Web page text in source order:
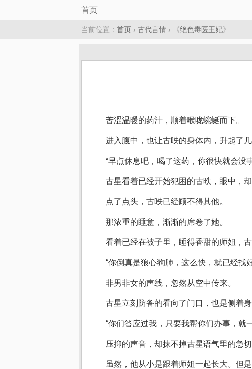
首页
当前位置： 首页 › 古代言情 › 《绝色毒医王妃》
苦涩温暖的药汁，顺着喉咙蜿蜒而下。
进入腹中，也让古昳的身体内，升起了几
“早点休息吧，喝了这药，你很快就会没
古星看着已经开始犯困的古昳，眼中，
点了点头，古昳已经顾不得其他。
那浓重的睡意，渐渐的席卷了她。
看着已经在被子里，睡得香甜的师姐，
“你倒真是狼心狗肺，这么快，就已经找
非男非女的声线，忽然从空中传来。
古星立刻防备的看向了门口，也是侧着
“你们答应过我，只要我帮你们办事，就
压抑的声音，却抹不掉古星语气里的急切
虽然，他从小是跟着师姐一起长大。但